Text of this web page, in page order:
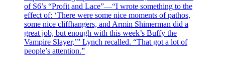
of S6’s “Profit and Lace”—“I wrote something to the
effect of: ‘There were some nice moments of pathos,
some nice cliffhangers, and Armin Shimerman did a
great job, but enough with this week’s Buffy the
Vampire Slayer,’” Lynch recalled. “That got a lot of
people’s attention.”